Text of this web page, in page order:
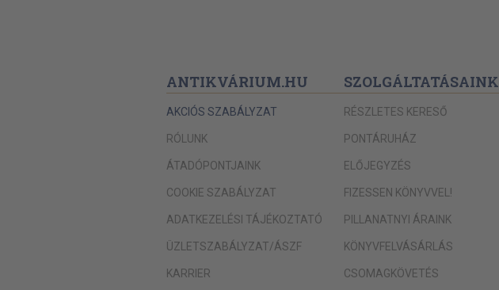
ANTIKVÁRIUM.HU
AKCIÓS SZABÁLYZAT
RÓLUNK
ÁTADÓPONTJAINK
COOKIE SZABÁLYZAT
ADATKEZELÉSI TÁJÉKOZTATÓ
ÜZLETSZABÁLYZAT/ÁSZF
KARRIER
SZOLGÁLTATÁSAINK
RÉSZLETES KERESŐ
PONTÁRUHÁZ
ELŐJEGYZÉS
FIZESSEN KÖNYVVEL!
PILLANATNYI ÁRAINK
KÖNYVFELVÁSÁRLÁS
CSOMAGKÖVETÉS